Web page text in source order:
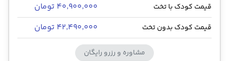
قیمت کودک با تخت ۴۰٬۹۰۰٬۰۰۰ تومان
قیمت کودک بدون تخت ۴۲٬۴۹۰٬۰۰۰ تومان
مشاوره و رزرو رایگان